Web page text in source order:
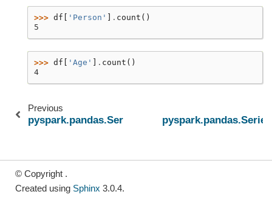
>>> df 'Person' . count ()
5
>>> df [ 'Age' ] . count ()
4
Previous
pyspark.pandas.Series.corr
© Copyright .
Created using Sphinx 3.0.4.